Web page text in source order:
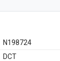
N198724
DCT